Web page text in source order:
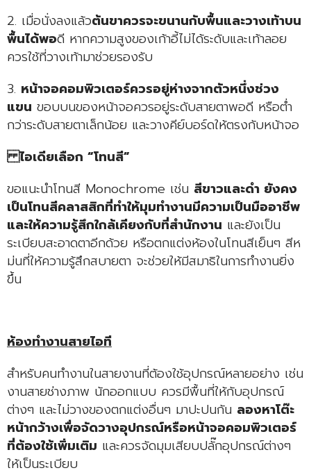
2. เมื่อนั่งลงแล้วต้นขาควรจะขนานกับพื้นและวางเท้าบน
พื้นได้พอดี หากความสูงของเก้าอี้ไม่ได้ระดับและเท้าลอย
ควรใช้ที่วางเท้ามาช่วยรองรับ
3. หน้าจอคอมพิวเตอร์ควรอยู่ห่างจากตัวหนึ่งช่วง
แขน ขอบบนของหน้าจอควรอยู่ระดับสายตาพอดี หรือต่ำ
กว่าระดับสายตาเล็กน้อย และวางคีย์บอร์ดให้ตรงกับหน้าจอ
ไอเดียเลือก “โทนสี”
ขอแนะนำโทนสี Monochrome เช่น สีขาวและดำ ยังคง
เป็นโทนสีคลาสสิกที่ทำให้มุมทำงานมีความเป็นมืออาชีพ
และให้ความรู้สึกใกล้เคียงกับที่สำนักงาน และยังเป็น
ระเบียบสะอาดตาอีกด้วย หรือตกแต่งห้องในโทนสีเย็นๆ สีห
ม่นที่ให้ความรู้สึกสบายตา จะช่วยให้มีสมาธิในการทำงานยิ่ง
ขึ้น
ห้องทำงานสายไอที
สำหรับคนทำงานในสายงานที่ต้องใช้อุปกรณ์หลายอย่าง เช่น
งานสายช่างภาพ นักออกแบบ ควรมีพื้นที่ให้กับอุปกรณ์
ต่างๆ และไม่วางของตกแต่งอื่นๆ มาปะปนกัน ลองหาโต๊ะ
หน้ากว้างเพื่อจัดวางอุปกรณ์หรือหน้าจอคอมพิวเตอร์
ที่ต้องใช้เพิ่มเติม และควรจัดมุมเสียบปลั๊กอุปกรณ์ต่างๆ
ให้เป็นระเบียบ